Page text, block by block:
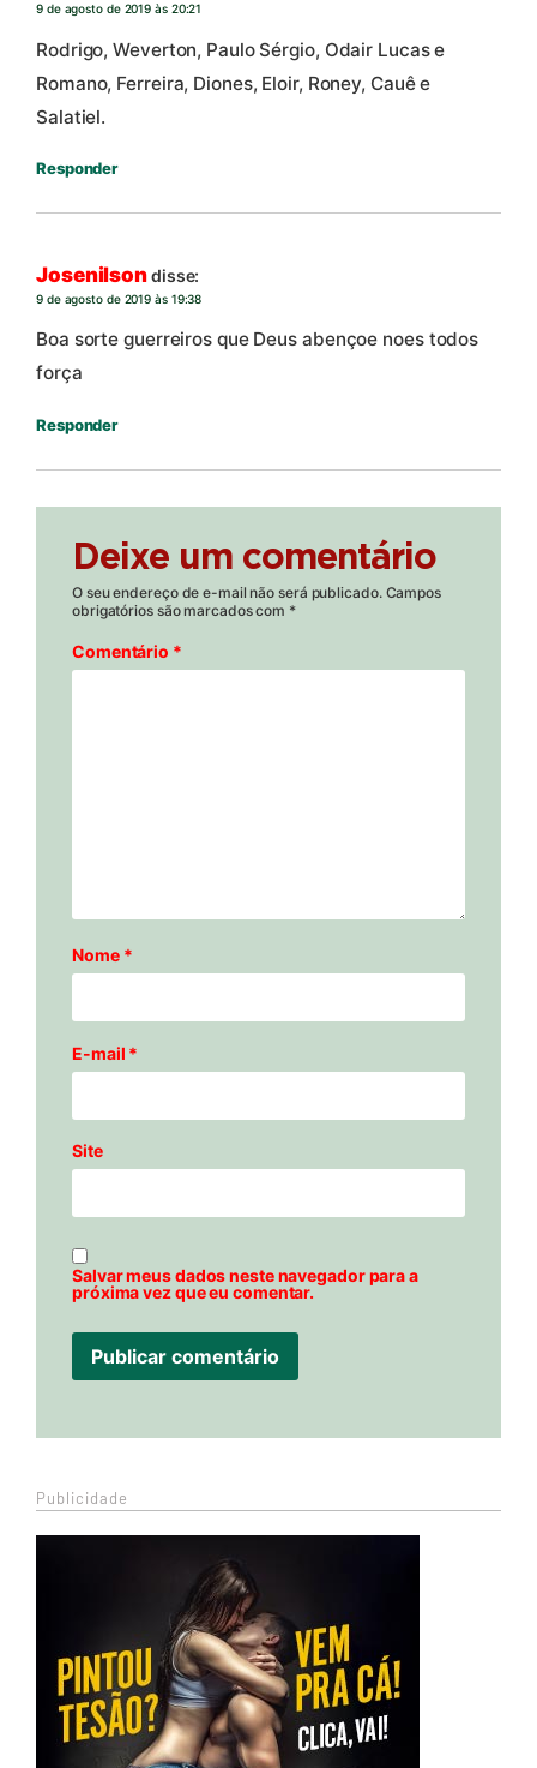
9 de agosto de 2019 às 20:21
Rodrigo, Weverton, Paulo Sérgio, Odair Lucas e
Romano, Ferreira, Diones, Eloir, Roney, Cauê e
Salatiel.
Responder
Josenilsondisse:
9 de agosto de 2019 às 19:38
Boa sorte guerreiros que Deus abençoe noes todos
força
Responder
Deixe um comentário
O seu endereço de e-mail não será publicado. Campos
obrigatórios são marcados com *
Comentário *
Nome *
E-mail *
Site
Salvar meus dados neste navegador para a
próxima vez que eu comentar.
Publicidade